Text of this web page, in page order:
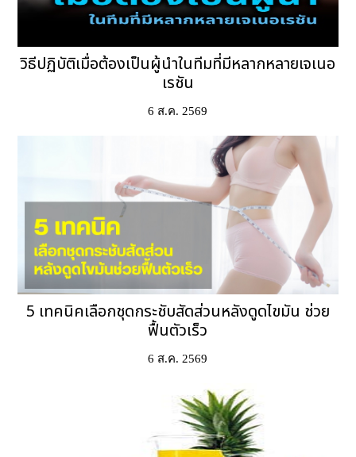
วิธีปฏิบัติเมื่อต้องเป็นผู้นำในทีมที่มีหลากหลายเจเนอ
เรชัน
6 ส.ค. 2569
5 เทคนิคเลือกชุดกระชับสัดส่วนหลังดูดไขมัน ช่วย
ฟื้นตัวเร็ว
6 ส.ค. 2569